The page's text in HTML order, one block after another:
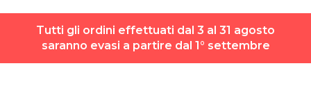
Tutti gli ordini effettuati dal 3 al 31 agosto
saranno evasi a partire dal 1° settembre